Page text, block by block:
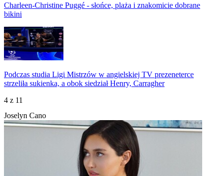
Charleen-Christine Puggé - słońce, plaża i znakomicie dobrane
bikini
Podczas studia Ligi Mistrzów w angielskiej TV prezeneterce
strzeliła sukienka, a obok siedział Henry, Carragher
4 z 11
Joselyn Cano